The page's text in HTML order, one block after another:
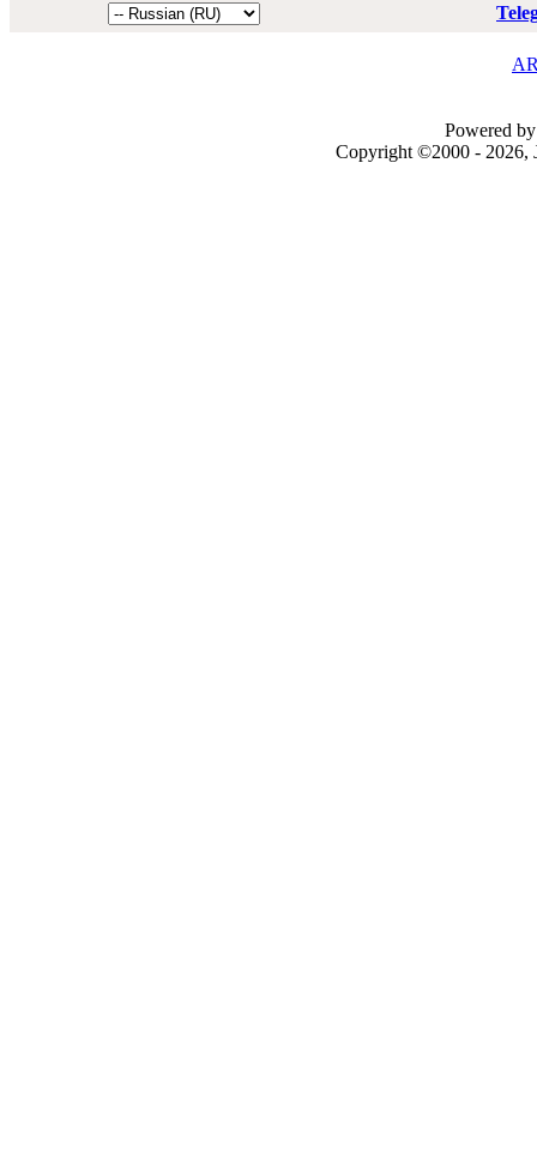
Powered
Copyright ©2000 - 2026,